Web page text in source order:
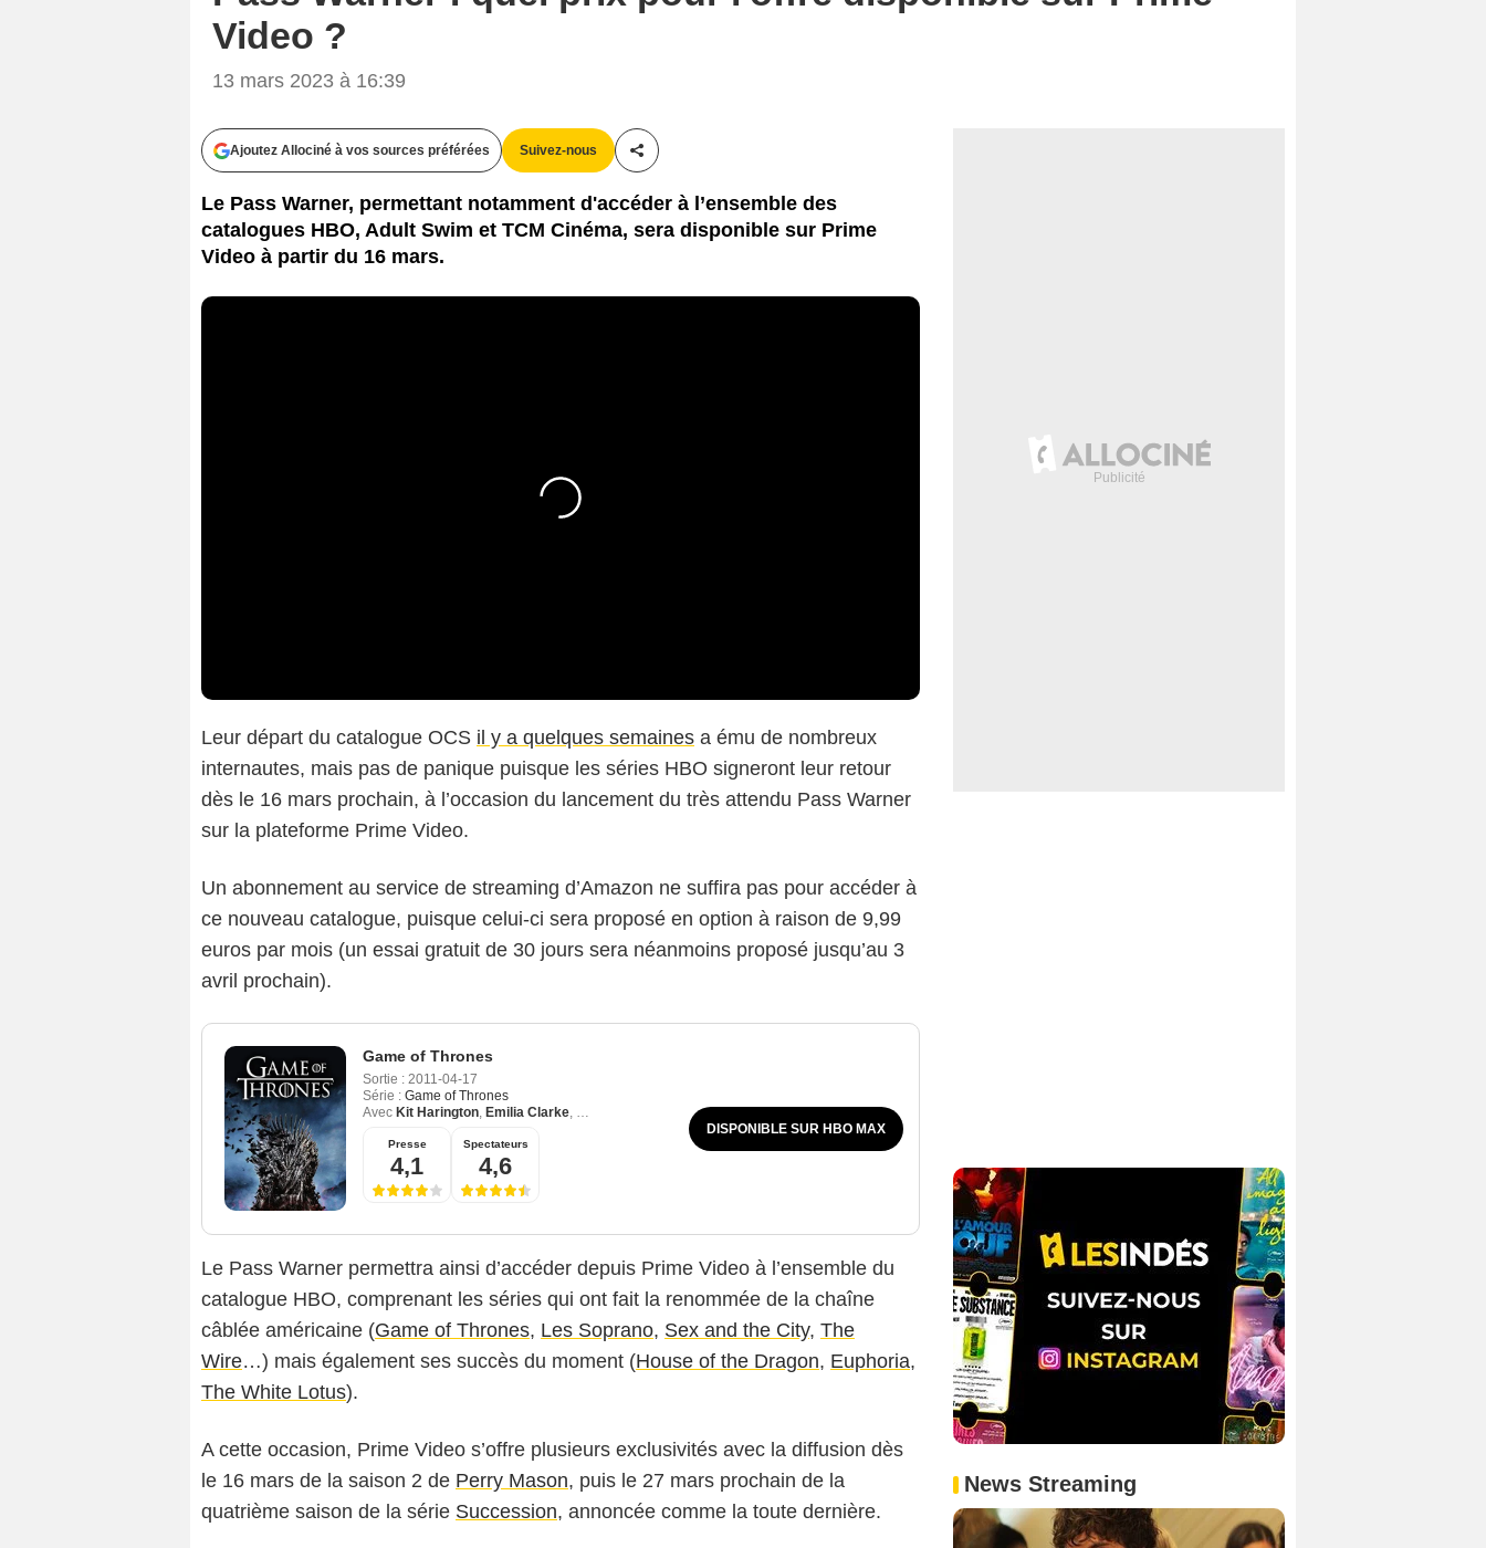
Video ?
13 mars 2023 à 16:39
Ajoutez Allociné à vos sources préférées Suivez-nous
Partager cet article
Le Pass Warner, permettant notamment d'accéder à l’ensemble des
catalogues HBO, Adult Swim et TCM Cinéma, sera disponible sur Prime
Video à partir du 16 mars.
Leur départ du catalogue OCS il y a quelques semaines a ému de nombreux
internautes, mais pas de panique puisque les séries HBO signeront leur retour
dès le 16 mars prochain, à l’occasion du lancement du très attendu Pass Warner
sur la plateforme Prime Video.
Un abonnement au service de streaming d’Amazon ne suffira pas pour accéder à
ce nouveau catalogue, puisque celui-ci sera proposé en option à raison de 9,99
euros par mois (un essai gratuit de 30 jours sera néanmoins proposé jusqu’au 3
avril prochain).
Game of Thrones
Sortie : 2011-04-17
Série : Game of Thrones
Avec Kit Harington, Emilia Clarke, Lena Headey
Presse
4,1
Spectateurs
4,6
DISPONIBLE SUR HBO MAX
Le Pass Warner permettra ainsi d’accéder depuis Prime Video à l’ensemble du
catalogue HBO, comprenant les séries qui ont fait la renommée de la chaîne
câblée américaine (Game of Thrones, Les Soprano, Sex and the City, The
Wire…) mais également ses succès du moment (House of the Dragon, Euphoria,
The White Lotus).
A cette occasion, Prime Video s’offre plusieurs exclusivités avec la diffusion dès
le 16 mars de la saison 2 de Perry Mason, puis le 27 mars prochain de la
quatrième saison de la série Succession, annoncée comme la toute dernière.
News Streaming